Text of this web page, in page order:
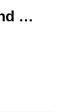
The Ants: Underground Kingdom